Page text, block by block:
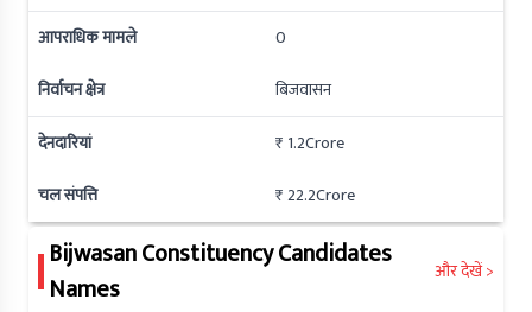
आपराधिक मामले
0
निर्वाचन क्षेत्र
बिजवासन
देनदारियां
₹ 1.2Crore
चल संपत्ति
₹ 22.2Crore
BijwasanConstituency Candidates
Names
और देखें >